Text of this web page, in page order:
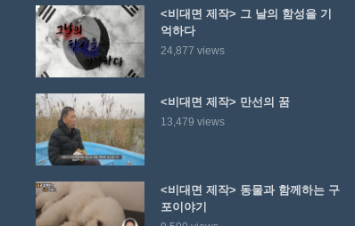
<비대면 제작> 그 날의 함성을 기
억하다
24,877 views
<비대면 제작> 만선의 꿈
13,479 views
<비대면 제작> 동물과 함께하는 구
포이야기